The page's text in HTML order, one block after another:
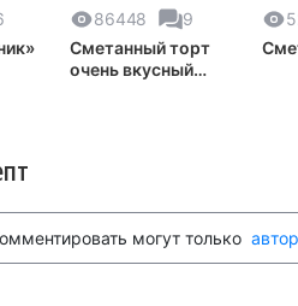
86448
9
Сметанный торт
очень вкусный
могут только